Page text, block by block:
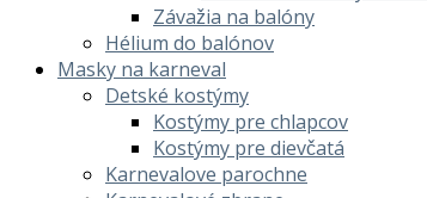
Závažia na balóny
Hélium do balónov
Masky na karneval
Detské kostýmy
Kostýmy pre chlapcov
Kostýmy pre dievčatá
Karnevalove parochne